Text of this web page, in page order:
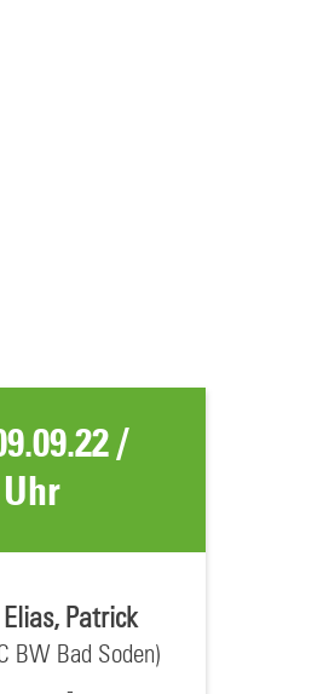
/
Uhr
Elias, Patrick
BW Bad Soden)